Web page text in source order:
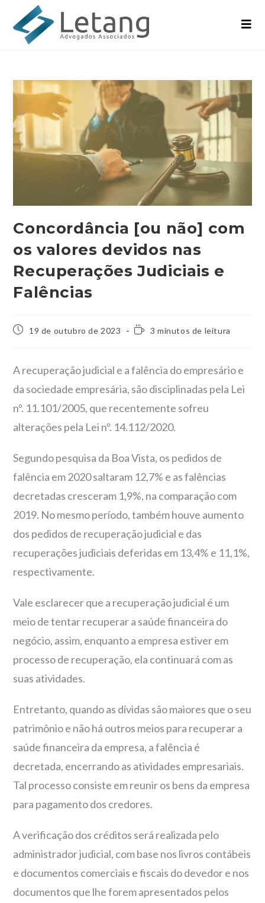
Concordância [ou não] com
os valores devidos nas
Recuperações Judiciais e
Falências
19 de outubro de 2023 3 minutos de leitura
A recuperação judicial e a falência do empresário e
da sociedade empresária, são disciplinadas pela Lei
nº. 11.101/2005, que recentemente sofreu
alterações pela Lei nº. 14.112/2020.
Segundo pesquisa da Boa Vista, os pedidos de
falência em 2020 saltaram 12,7% e as falências
decretadas cresceram 1,9%, na comparação com
2019. No mesmo período, também houve aumento
dos pedidos de recuperação judicial e das
recuperações judiciais deferidas em 13,4% e 11,1%,
respectivamente.
Vale esclarecer que a recuperação judicial é um
meio de tentar recuperar a saúde financeira do
negócio, assim, enquanto a empresa estiver em
processo de recuperação, ela continuará com as
suas atividades.
Entretanto, quando as dívidas são maiores que o seu
patrimônio e não há outros meios para recuperar a
saúde financeira da empresa, a falência é
decretada, encerrando as atividades empresariais.
Tal processo consiste em reunir os bens da empresa
para pagamento dos credores.
A verificação dos créditos será realizada pelo
administrador judicial, com base nos livros contábeis
e documentos comerciais e fiscais do devedor e nos
documentos que lhe forem apresentados pelos